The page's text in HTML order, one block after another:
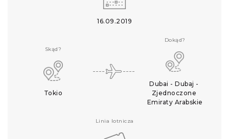
16.09.2019
Skąd?
Tokio
Dokąd?
Dubai - Dubaj -
Zjednoczone
Emiraty Arabskie
Linia lotnicza